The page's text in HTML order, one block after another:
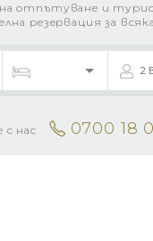
отпътуване и
резервация за
2
с нас 0700 18